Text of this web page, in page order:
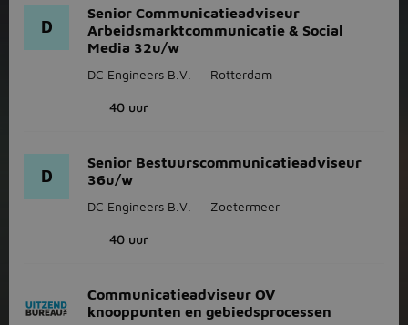
D
Senior Communicatieadviseur
Arbeidsmarktcommunicatie & Social
Media 32u/w
DC Engineers B.V. Rotterdam
40 uur
D
Senior Bestuurscommunicatieadviseur
36u/w
DC Engineers B.V. Zoetermeer
40 uur
Communicatieadviseur OV
knooppunten en gebiedsprocessen